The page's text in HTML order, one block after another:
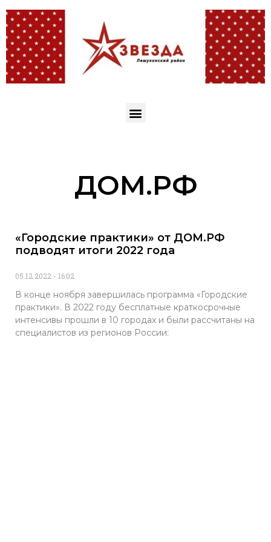
ДОМ.РФ
«Городские практики» от ДОМ.РФ
подводят итоги 2022 года
05.12.2022 16:02
В конце ноября завершилась программа «Городские
практики». В 2022 году бесплатные краткосрочные
интенсивы прошли в 10 городах и были рассчитаны на
специалистов из регионов России: